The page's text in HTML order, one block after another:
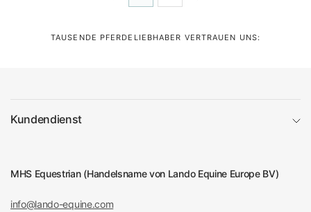
TAUSENDE PFERDELIEBHABER VERTRAUEN UNS:
Kundendienst
MHS Equestrian (Handelsname von Lando Equine Europe BV)
info@lando-equine.com